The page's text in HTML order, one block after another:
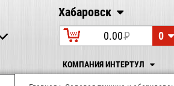
Хабаровск
Хабаровск0.00P
0
КОМПАНИЯ ИНТЕРТУЛ